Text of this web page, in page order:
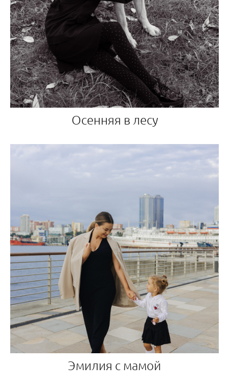
Осенняя в лесу
Эмилия с мамой